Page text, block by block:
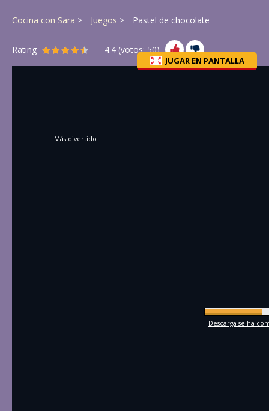
Cocina con Sara Juegos Pastel de chocolate
Rating 4.4 (votos:50)
JUGAR EN PANTALLA
Más divertido
Descarga se ha